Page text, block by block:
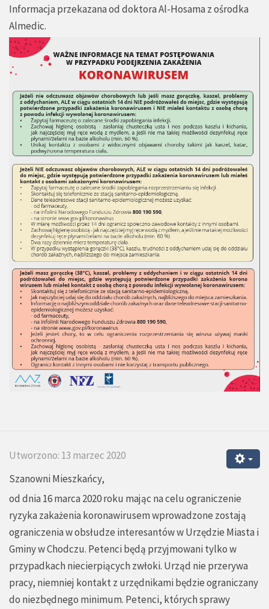
Informacja przekazana od doktora Al-Hosama z ośrodka
Almedic.
Utworzono: 13 marzec 2020
Szanowni Mieszkańcy,
od dnia 16 marca 2020 roku mając na celu ograniczenie
ryzyka zakażenia koronawirusem wprowadzone zostają
ograniczenia w obsłudze interesantów w Urzędzie Miasta i
Gminy w Chodczu. Petenci będą przyjmowani tylko w
przypadkach niecierpiących zwłoki. Urząd nie przerywa
pracy, niemniej kontakt z urzędnikami będzie ograniczany
do niezbędnego minimum. Petenci, których sprawy